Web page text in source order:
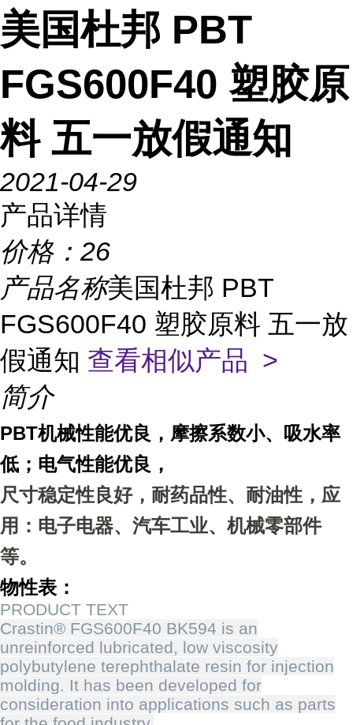
美国杜邦 PBT
FGS600F40 塑胶原
料 五一放假通知
2021-04-29
产品详情
价格： 26
产品名称美国杜邦 PBT
FGS600F40 塑胶原料 五一放
假通知 查看相似产品 >
简介
PBT机械性能优良，摩擦系数小、吸水率
低；电气性能优良，
尺寸稳定性良好，耐药品性、耐油性， 应
用：电子电器、汽车工业、机械零部件
等。
物性表：
PRODUCT TEXT
Crastin® FGS600F40 BK594 is an
unreinforced lubricated, low viscosity
polybutylene terephthalate resin for injection
molding. It has been developed for
consideration into applications such as parts